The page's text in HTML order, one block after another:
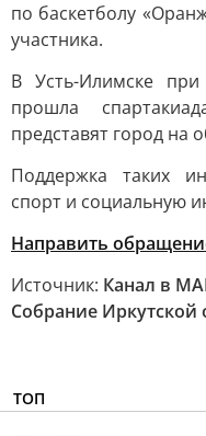
по баскетболу
участника.
В Усть-Илимске
прошла
представят город на
Поддержка таких
спорт и социальную
Направить
Источник: Канал в
Собрание Иркутской
ТОП